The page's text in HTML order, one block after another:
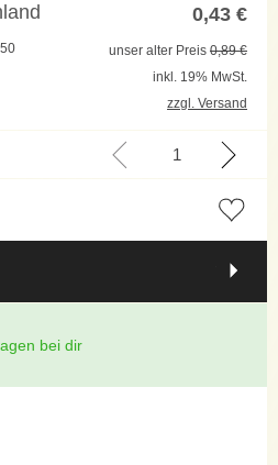
0,43 €
unser alter Preis 0,89 €
inkl. 19% MwSt.
zzgl. Versand
bei dir